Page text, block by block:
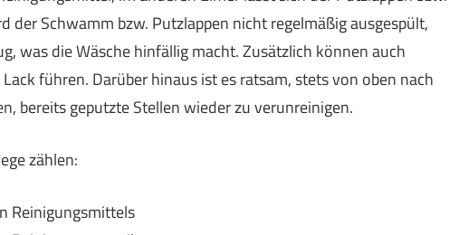
der Schwamm bzw. Putzlappen nicht regelmäßig ausgespült,
was die Wäsche hinfällig macht. Zusätzlich können auch
führen. Darüber hinaus ist es ratsam, stets von oben nach
bereits geputzte Stellen wieder zu verunreinigen.
zählen:
Reinigungsmittels